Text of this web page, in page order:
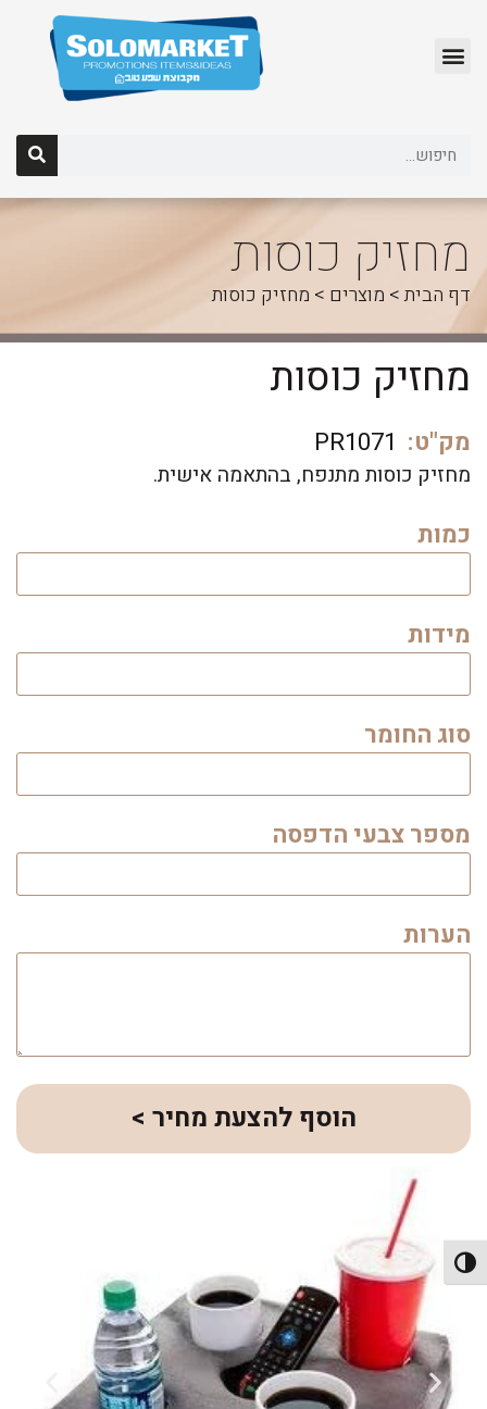
הפעל/כבה ניגודיות גבוהה
מחזיק כוסות
דף הבית> מוצרים > מחזיק כוסות
מחזיק כוסות
מק"ט: PR1071
מחזיק כוסות מתנפח, בהתאמה אישית.
כמות
מידות
סוג החומר
מספר צבעי הדפסה
הערות
הוסף להצעת מחיר >